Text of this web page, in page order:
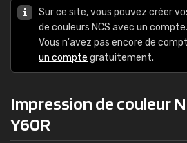
Sur ce site, vous pouvez créer
de couleurs NCS avec un compte.
Vous n'avez pas encore de
un compte gratuitement.
Impression de couleur
Y60R